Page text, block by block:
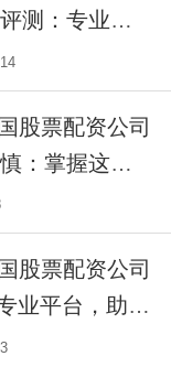
测：专业
体验咋样？
：掌握这些
规避风险、
业平台，助您